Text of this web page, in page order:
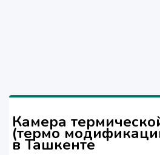
Камера
(термо
в Ташкенте